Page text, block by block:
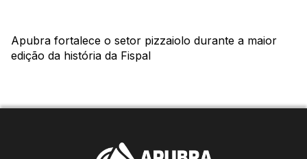
Apubra fortalece o setor pizzaiolo durante a maior
edição da história da Fispal